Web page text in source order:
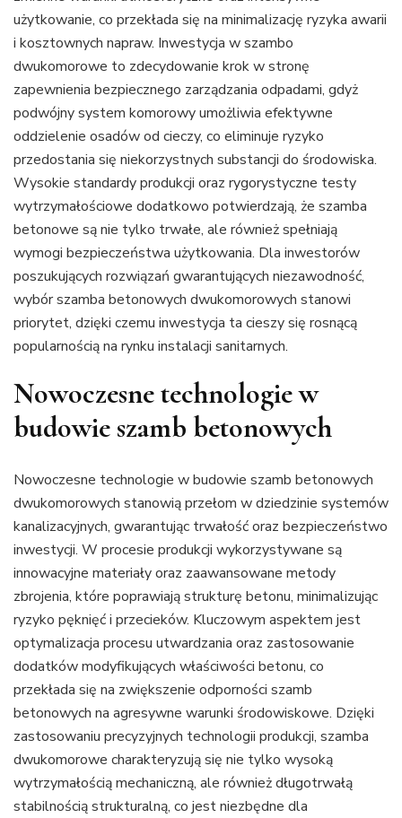
użytkowanie, co przekłada się na minimalizację ryzyka awarii
i kosztownych napraw. Inwestycja w szambo
dwukomorowe to zdecydowanie krok w stronę
zapewnienia bezpiecznego zarządzania odpadami, gdyż
podwójny system komorowy umożliwia efektywne
oddzielenie osadów od cieczy, co eliminuje ryzyko
przedostania się niekorzystnych substancji do środowiska.
Wysokie standardy produkcji oraz rygorystyczne testy
wytrzymałościowe dodatkowo potwierdzają, że szamba
betonowe są nie tylko trwałe, ale również spełniają
wymogi bezpieczeństwa użytkowania. Dla inwestorów
poszukujących rozwiązań gwarantujących niezawodność,
wybór szamba betonowych dwukomorowych stanowi
priorytet, dzięki czemu inwestycja ta cieszy się rosnącą
popularnością na rynku instalacji sanitarnych.
Nowoczesne technologie w
budowie szamb betonowych
Nowoczesne technologie w budowie szamb betonowych
dwukomorowych stanowią przełom w dziedzinie systemów
kanalizacyjnych, gwarantując trwałość oraz bezpieczeństwo
inwestycji. W procesie produkcji wykorzystywane są
innowacyjne materiały oraz zaawansowane metody
zbrojenia, które poprawiają strukturę betonu, minimalizując
ryzyko pęknięć i przecieków. Kluczowym aspektem jest
optymalizacja procesu utwardzania oraz zastosowanie
dodatków modyfikujących właściwości betonu, co
przekłada się na zwiększenie odporności szamb
betonowych na agresywne warunki środowiskowe. Dzięki
zastosowaniu precyzyjnych technologii produkcji, szamba
dwukomorowe charakteryzują się nie tylko wysoką
wytrzymałością mechaniczną, ale również długotrwałą
stabilnością strukturalną, co jest niezbędne dla